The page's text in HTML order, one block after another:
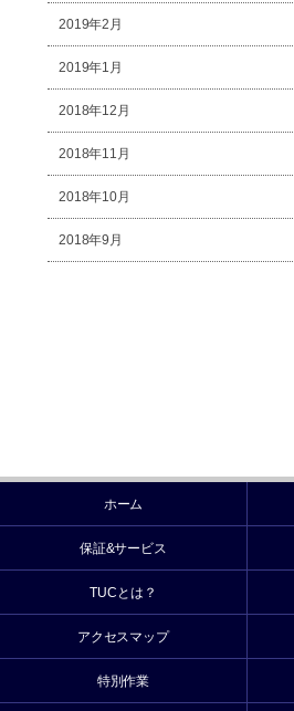
2019年2月
2019年1月
2018年12月
2018年11月
2018年10月
2018年9月
ホーム
保証&サービス
TUCとは？
アクセスマップ
特別作業